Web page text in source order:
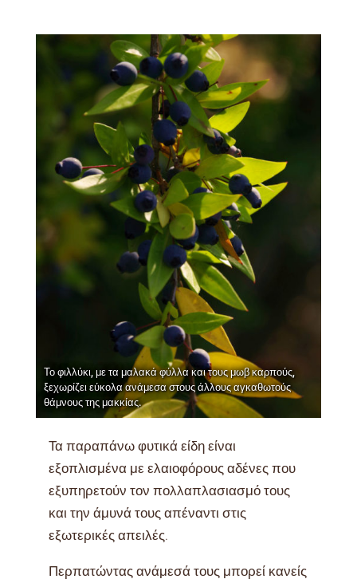
Το φιλλύκι, με τα μαλακά φύλλα και τους μωβ καρπούς,
ξεχωρίζει εύκολα ανάμεσα στους άλλους αγκαθωτούς
θάμνους της μακκίας.
Τα παραπάνω φυτικά είδη είναι
εξοπλισμένα με ελαιοφόρους αδένες που
εξυπηρετούν τον πολλαπλασιασμό τους
και την άμυνά τους απέναντι στις
εξωτερικές απειλές.
Περπατώντας ανάμεσά τους μπορεί κανείς